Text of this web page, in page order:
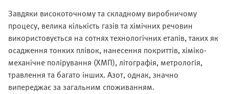
Завдяки високоточному та складному виробничому
процесу, велика кількість газів та хімічних речовин
використовується на сотнях технологічних етапів, таких як
осадження тонких плівок, нанесення покриттів, хіміко-
механічне полірування (ХМП), літографія, метрологія,
травлення та багато інших. Азот, однак, значно
випереджає за загальним споживанням.